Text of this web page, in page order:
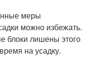
меры
можно избежать.
блоки лишены этого
на усадку.